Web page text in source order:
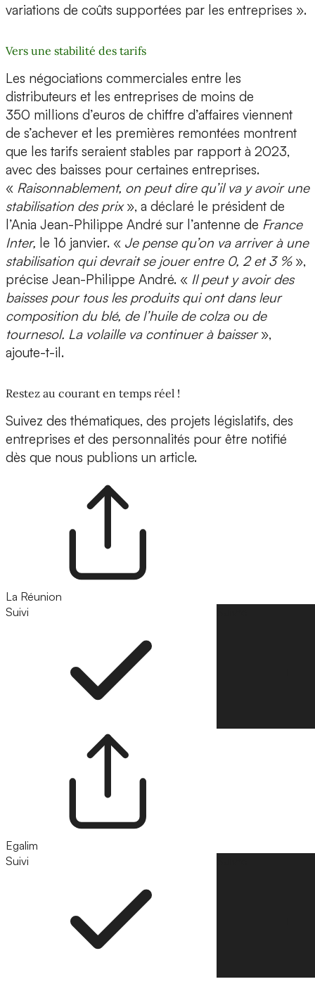
variations de coûts supportées par les entreprises ».
Vers une stabilité des tarifs
Les négociations commerciales entre les
distributeurs et les entreprises de moins de
350 millions d’euros de chiffre d’affaires viennent
de s’achever et les premières remontées montrent
que les tarifs seraient stables par rapport à 2023,
avec des baisses pour certaines entreprises.
« Raisonnablement, on peut dire qu’il va y avoir une
stabilisation des prix», a déclaré le président de
l’Ania Jean-Philippe André sur l’antenne de France
Inter, le 16 janvier. « Je pense qu’on va arriver à une
stabilisation qui devrait se jouer entre 0, 2 et 3 % »,
précise Jean-Philippe André. « Il peut y avoir des
baisses pour tous les produits qui ont dans leur
composition du blé, de l’huile de colza ou de
tournesol. La volaille va continuer à baisser»,
ajoute-t-il.
Restez au courant en temps réel !
Suivez des thématiques, des projets législatifs, des
entreprises et des personnalités pour être notifié
dès que nous publions un article.
La Réunion
Suivi
Egalim
Suivi